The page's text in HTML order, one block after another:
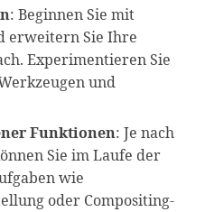
: Beginnen Sie mit
erweitern Sie Ihre
Experimentieren Sie
und
Funktionen: Je nach
Sie im Laufe der
wie
oder Compositing-